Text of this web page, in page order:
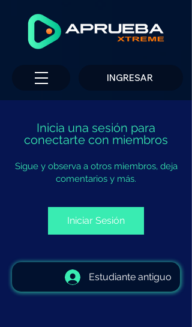
INGRESAR
Inicia una sesión para
conectarte con miembros
Sigue y observa a otros miembros, deja
comentarios y más.
Iniciar Sesión
Estudiante antiguo